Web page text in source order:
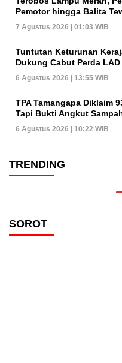
Pemotor hingga Balita
7 Agustus 2026 | 01:03 WIB
Tuntutan Keturunan
Dukung Cabut Perda LAD
6 Agustus 2026 | 13:55 WIB
TPA Tamangapa Diklaim
Tapi Bukti Angkut
6 Agustus 2026 | 10:22 WIB
TRENDING
SOROT